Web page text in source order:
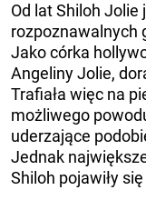
Od lat Shiloh Jolie
rozpoznawalnych
Jako córka
Angeliny Jolie,
Trafiała więc na
możliwego
uderzające
Jednak
Shiloh pojawiły